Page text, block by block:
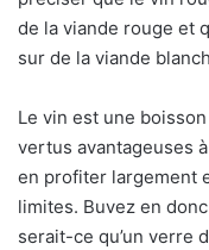
de la viande rouge et
sur de la viande
Le vin est une
vertus avantageuses
en profiter largement
limites. Buvez en
serait-ce qu’un verre